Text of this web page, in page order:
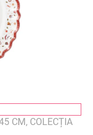
CM, COLECȚIA